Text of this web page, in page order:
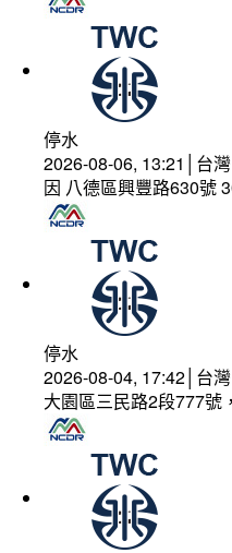
停水
2026-08-06, 13:21│台
因 八德區興豐路630號
停水
2026-08-04, 17:42│台
大園區三民路2段777號